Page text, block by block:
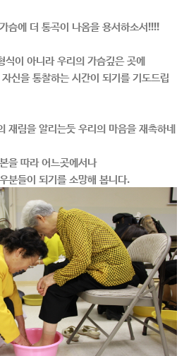
슴에 더 통곡이 나옴을 용서하소서!!!!
식이 아니라 우리의 가슴깊은 곳에
신을 통찰하는 시간이 되기를 기도드립
재림을 알리는듯 우리의 마음을 재촉하네
을 따라 어느곳에서나
분들이 되기를 소망해 봅니다.